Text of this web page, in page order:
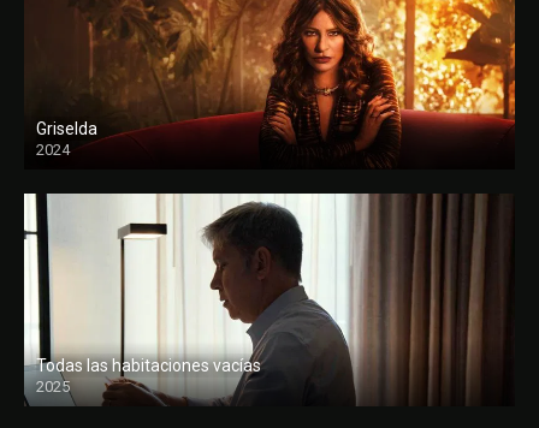
Griselda
2024
Todas las habitaciones vacías
2025
FULL HD